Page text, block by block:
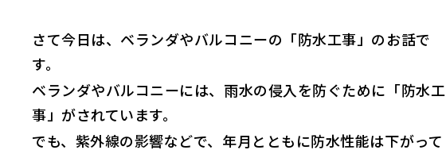
さて今日は、ベランダやバルコニーの「防水工事」のお話で
す。
ベランダやバルコニーには、雨水の侵入を防ぐために「防水工
事」がされています。
でも、紫外線の影響などで、年月とともに防水性能は下がって